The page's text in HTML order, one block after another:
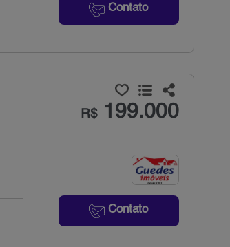
Contato
R$199.000
Contato